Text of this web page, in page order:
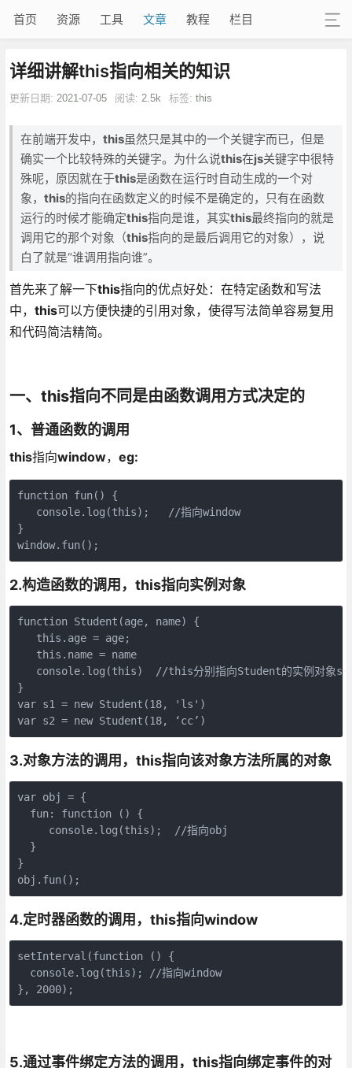
首页 资源 工具 文章 教程 栏目
详细讲解this指向相关的知识
更新日期: 2021-07-05 阅读: 2.5k 标签: this
在前端开发中， this虽然只是其中的一个关键字而已，但是
确实一个比较特殊的关键字。为什么说this在js关键字中很特
殊呢，原因就在于this是函数在运行时自动生成的一个对
象， this的指向在函数定义的时候不是确定的，只有在函数
运行的时候才能确定this指向是谁，其实this最终指向的就是
调用它的那个对象（this指向的是最后调用它的对象），说
白了就是“谁调用指向谁”。
首先来了解一下this指向的优点好处：在特定函数和写法
中， this可以方便快捷的引用对象，使得写法简单容易复用
和代码简洁精简。
一、 this指向不同是由函数调用方式决定的
1、普通函数的调用
this指向window， eg:
function fun() {
console.log(this);   //指向window
}
window.fun();
2.构造函数的调用， this指向实例对象
function Student(age, name) {
this.age = age;
this.name = name
console.log(this)  //this分别指向Student的实例对象s1
}
var s1 = new Student(18, 'ls')
var s2 = new Student(18, ‘cc’)
3.对象方法的调用， this指向该对象方法所属的对象
var obj = {
fun: function () {
console.log(this);  //指向obj
}
}
obj.fun();
4.定时器函数的调用， this指向window
setInterval(function () {
console.log(this); //指向window
}, 2000);
5.通过事件绑定方法的调用， this指向绑定事件的对